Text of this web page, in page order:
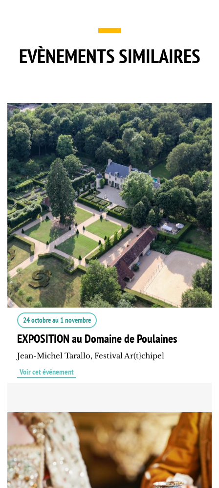
EVÈNEMENTS SIMILAIRES
24 octobreau 1 novembre
EXPOSITION au Domaine de Poulaines
Jean-Michel Tarallo, Festival Ar(t}chipel
Voir cet événement